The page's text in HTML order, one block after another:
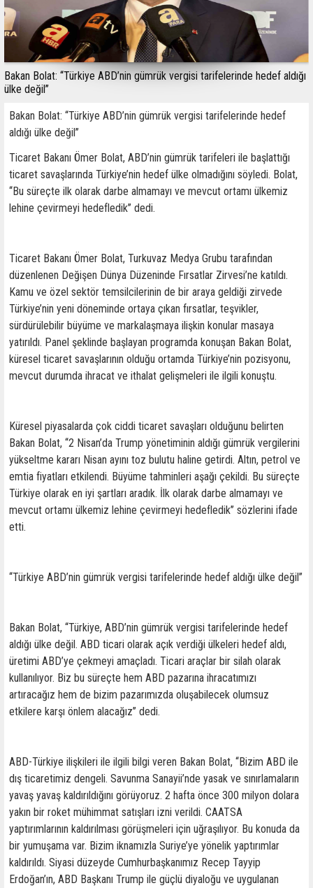
Bakan Bolat: ‘‘Türkiye ABD’nin gümrük vergisi tarifelerinde hedef aldığı
ülke değil’’
Bakan Bolat: ‘‘Türkiye ABD’nin gümrük vergisi tarifelerinde hedef
aldığı ülke değil’’
Ticaret Bakanı Ömer Bolat, ABD’nin gümrük tarifeleri ile başlattığı
ticaret savaşlarında Türkiye’nin hedef ülke olmadığını söyledi. Bolat,
‘‘Bu süreçte ilk olarak darbe almamayı ve mevcut ortamı ülkemiz
lehine çevirmeyi hedefledik’’ dedi.
Ticaret Bakanı Ömer Bolat, Turkuvaz Medya Grubu tarafından
düzenlenen Değişen Dünya Düzeninde Fırsatlar Zirvesi’ne katıldı.
Kamu ve özel sektör temsilcilerinin de bir araya geldiği zirvede
Türkiye’nin yeni döneminde ortaya çıkan fırsatlar, teşvikler,
sürdürülebilir büyüme ve markalaşmaya ilişkin konular masaya
yatırıldı. Panel şeklinde başlayan programda konuşan Bakan Bolat,
küresel ticaret savaşlarının olduğu ortamda Türkiye’nin pozisyonu,
mevcut durumda ihracat ve ithalat gelişmeleri ile ilgili konuştu.
Küresel piyasalarda çok ciddi ticaret savaşları olduğunu belirten
Bakan Bolat, ‘‘2 Nisan’da Trump yönetiminin aldığı gümrük vergilerini
yükseltme kararı Nisan ayını toz bulutu haline getirdi. Altın, petrol ve
emtia fiyatları etkilendi. Büyüme tahminleri aşağı çekildi. Bu süreçte
Türkiye olarak en iyi şartları aradık. İlk olarak darbe almamayı ve
mevcut ortamı ülkemiz lehine çevirmeyi hedefledik’’ sözlerini ifade
etti.
‘‘Türkiye ABD’nin gümrük vergisi tarifelerinde hedef aldığı ülke değil’’
Bakan Bolat, ‘‘Türkiye, ABD’nin gümrük vergisi tarifelerinde hedef
aldığı ülke değil. ABD ticari olarak açık verdiği ülkeleri hedef aldı,
üretimi ABD’ye çekmeyi amaçladı. Ticari araçlar bir silah olarak
kullanılıyor. Biz bu süreçte hem ABD pazarına ihracatımızı
artıracağız hem de bizim pazarımızda oluşabilecek olumsuz
etkilere karşı önlem alacağız’’ dedi.
ABD-Türkiye ilişkileri ile ilgili bilgi veren Bakan Bolat, ‘‘Bizim ABD ile
dış ticaretimiz dengeli. Savunma Sanayii’nde yasak ve sınırlamaların
yavaş yavaş kaldırıldığını görüyoruz. 2 hafta önce 300 milyon dolara
yakın bir roket mühimmat satışları izni verildi. CAATSA
yaptırımlarının kaldırılması görüşmeleri için uğraşılıyor. Bu konuda da
bir yumuşama var. Bizim iknamızla Suriye’ye yönelik yaptırımlar
kaldırıldı. Siyasi düzeyde Cumhurbaşkanımız Recep Tayyip
Erdoğan’ın, ABD Başkanı Trump ile güçlü diyaloğu ve uygulanan